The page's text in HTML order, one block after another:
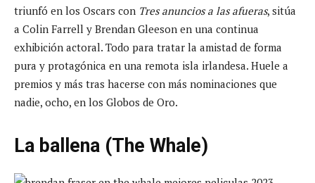
triunfó en los Oscars con Tres anuncios a las afueras, sitúa
a Colin Farrell y Brendan Gleeson en una continua
exhibición actoral. Todo para tratar la amistad de forma
pura y protagónica en una remota isla irlandesa. Huele a
premios y más tras hacerse con más nominaciones que
nadie, ocho, en los Globos de Oro.
La ballena (The Whale)